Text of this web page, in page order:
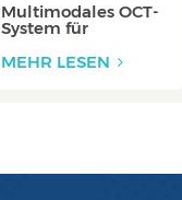
Multimodales OCT-
System für
ZERO
MEHR LESEN